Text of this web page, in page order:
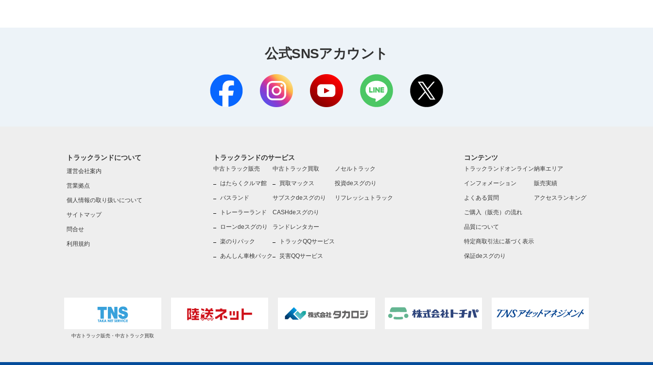
公式SNSアカウント
トラックランドについて
運営会社案内
営業拠点
個人情報の取り扱いについて
サイトマップ
問合せ
利用規約
トラックランドのサービス
中古トラック販売
はたらくクルマ館
バスランド
トレーラーランド
ローンdeスグのり
楽のりパック
あんしん車検パック
中古トラック買取
買取マックス
サブスクdeスグのり
CASHdeスグのり
ランドレンタカー
トラックQQサービス
災害QQサービス
ノセルトラック
投資deスグのり
リフレッシュトラック
コンテンツ
トラックランドオンライン
インフォメーション
よくある質問
ご購入（販売）の流れ
品質について
特定商取引法に基づく表示
保証deスグのり
納車エリア
販売実績
アクセスランキング
中古トラック販売・中古トラック買取